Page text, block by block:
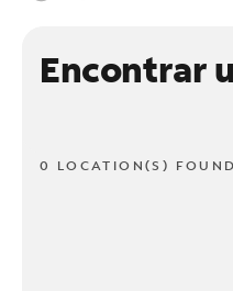
Encontrar
0 LOCATION(S)